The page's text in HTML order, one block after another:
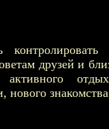
друзей и
активного
нового